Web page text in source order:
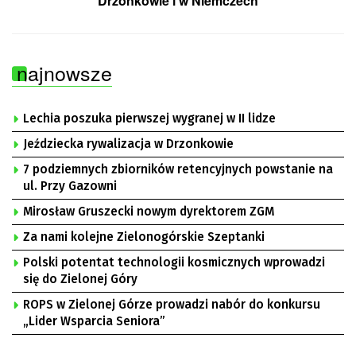
najnowsze
Lechia poszuka pierwszej wygranej w II lidze
Jeździecka rywalizacja w Drzonkowie
7 podziemnych zbiorników retencyjnych powstanie na
ul. Przy Gazowni
Mirosław Gruszecki nowym dyrektorem ZGM
Za nami kolejne Zielonogórskie Szeptanki
Polski potentat technologii kosmicznych wprowadzi
się do Zielonej Góry
ROPS w Zielonej Górze prowadzi nabór do konkursu
„Lider Wsparcia Seniora”